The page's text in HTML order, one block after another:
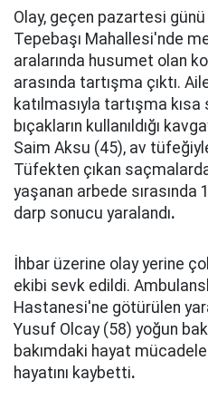
Olay, geçen pazartesi
Tepebaşı Mahallesi'nde
aralarında husumet olan
arasında tartışma çıktı.
katılmasıyla tartışma
bıçakların kullanıldığı
Saim Aksu (45), av
Tüfekten çıkan
yaşanan arbede sırasında
darp sonucu yaralandı.
İhbar üzerine olay yerine
ekibi sevk edildi.
Hastanesi'ne götürülen
Yusuf Olcay (58) yoğun
bakımdaki hayat
hayatını kaybetti.